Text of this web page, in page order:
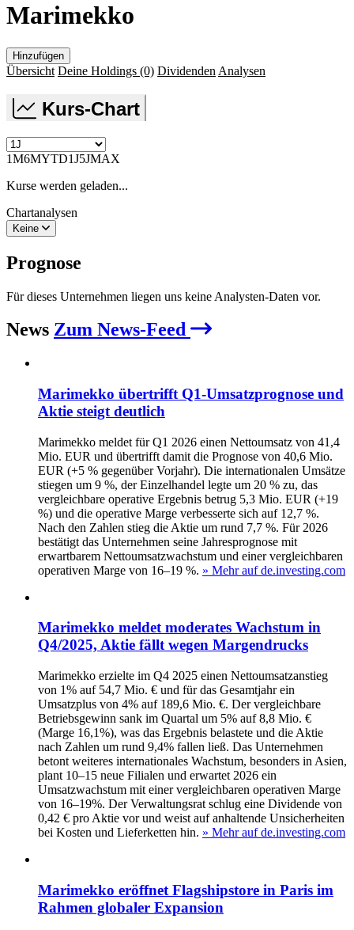
Marimekko
Hinzufügen
Übersicht Deine Holdings (0) Dividenden Analysen
Kurs-Chart
1M6MYTD1J5JMAX
Kurse werden geladen...
Chartanalysen
Keine
Prognose
Für dieses Unternehmen liegen uns keine Analysten-Daten vor.
News Zum News-Feed
Marimekko übertrifft Q1‑Umsatzprognose und
Aktie steigt deutlich
Marimekko meldet für Q1 2026 einen Nettoumsatz von 41,4
Mio. EUR und übertrifft damit die Prognose von 40,6 Mio.
EUR (+5 % gegenüber Vorjahr). Die internationalen Umsätze
stiegen um 9 %, der Einzelhandel legte um 20 % zu, das
vergleichbare operative Ergebnis betrug 5,3 Mio. EUR (+19
%) und die operative Marge verbesserte sich auf 12,7 %.
Nach den Zahlen stieg die Aktie um rund 7,7 %. Für 2026
bestätigt das Unternehmen seine Jahresprognose mit
erwartbarem Nettoumsatzwachstum und einer vergleichbaren
operativen Marge von 16–19 %. » Mehr auf de.investing.com
Marimekko meldet moderates Wachstum in
Q4/2025, Aktie fällt wegen Margendrucks
Marimekko erzielte im Q4 2025 einen Nettoumsatzanstieg
von 1% auf 54,7 Mio. € und für das Gesamtjahr ein
Umsatzplus von 4% auf 189,6 Mio. €. Der vergleichbare
Betriebsgewinn sank im Quartal um 5% auf 8,8 Mio. €
(Marge 16,1%), was das Ergebnis belastete und die Aktie
nach Zahlen um rund 9,4% fallen ließ. Das Unternehmen
betont weiteres internationales Wachstum, besonders in Asien,
plant 10–15 neue Filialen und erwartet 2026 ein
Umsatzwachstum mit einer vergleichbaren operativen Marge
von 16–19%. Der Verwaltungsrat schlug eine Dividende von
0,42 € pro Aktie vor und weist auf anhaltende Unsicherheiten
bei Kosten und Lieferketten hin. » Mehr auf de.investing.com
Marimekko eröffnet Flagshipstore in Paris im
Rahmen globaler Expansion